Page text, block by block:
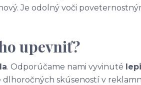
Je odolný voči
upevniť?
. Odporúčame nami vyvinuté
dlhoročných skúseností v